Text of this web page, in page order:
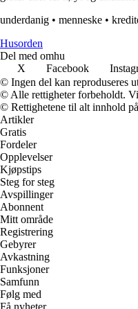
underdanig • menneske •
Husorden
Del med omhu
X
Facebook
© Ingen del kan reproduseres
© Alle rettigheter forbeholdt. Vi
© Rettighetene til alt innhold
Artikler
Gratis
Fordeler
Opplevelser
Kjøpstips
Steg for steg
Avspillinger
Abonnent
Mitt område
Registrering
Gebyrer
Avkastning
Funksjoner
Samfunn
Følg med